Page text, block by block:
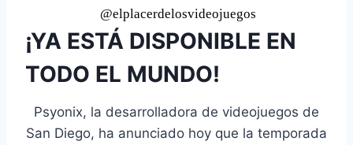
@elplacerdelosvideojuegos
¡YA ESTÁ DISPONIBLE EN
TODO EL MUNDO!
Psyonix, la desarrolladora de videojuegos de
San Diego, ha anunciado hoy que la temporada